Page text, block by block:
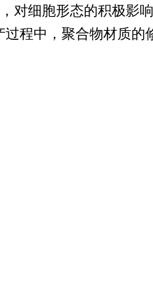
细胞形态的积极影
程中，聚合物材质